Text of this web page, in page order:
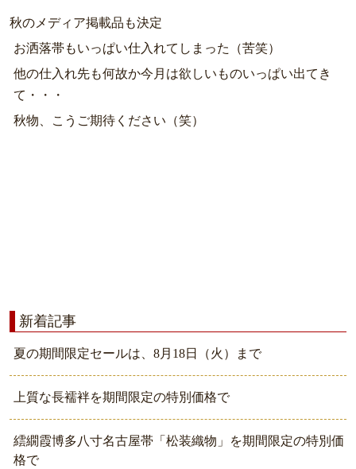
秋のメディア掲載品も決定
お洒落帯もいっぱい仕入れてしまった（苦笑）
他の仕入れ先も何故か今月は欲しいものいっぱい出てき
て・・・
秋物、こうご期待ください（笑）
新着記事
夏の期間限定セールは、8月18日（火）まで
上質な長襦袢を期間限定の特別価格で
繧繝霞博多八寸名古屋帯「松装織物」を期間限定の特別価
格で